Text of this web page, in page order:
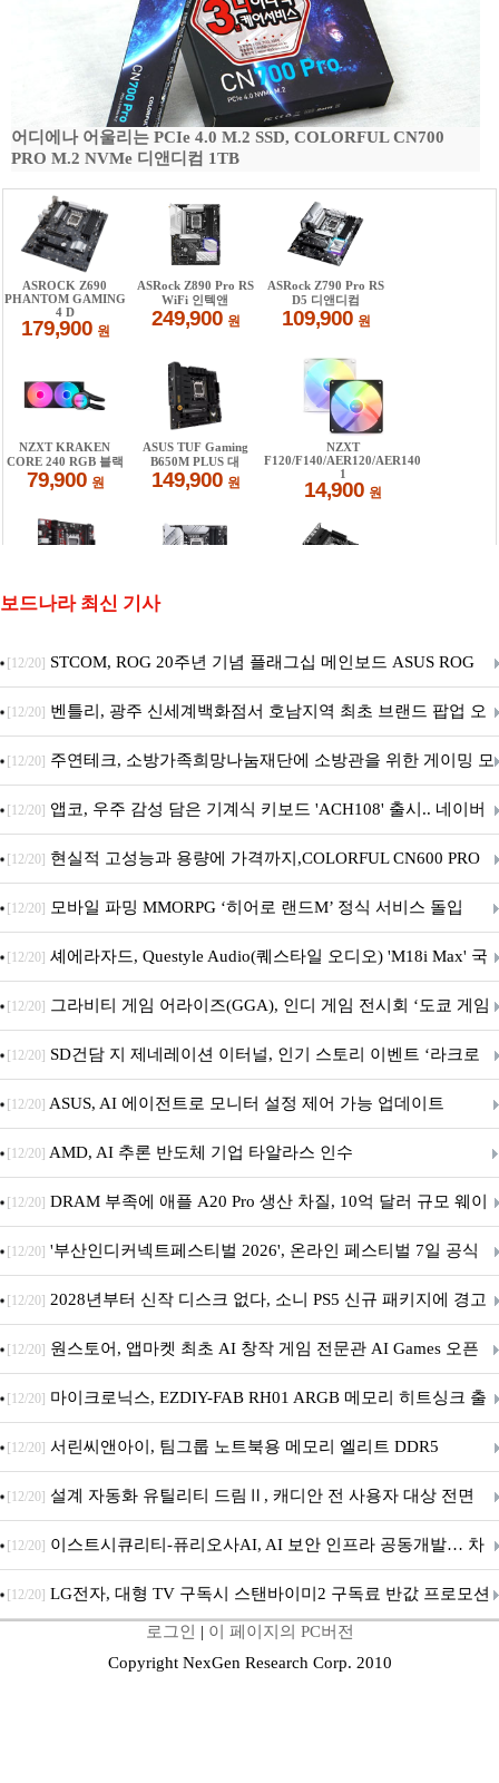
어디에나 어울리는 PCIe 4.0 M.2 SSD, COLORFUL CN700
PRO M.2 NVMe 디앤디컴 1TB
보드나라 최신 기사
[12/20] STCOM, ROG 20주년 기념 플래그십 메인보드 ASUS ROG
Crosshair X870E EDITION 20 국내 출시 예정
[12/20] 벤틀리, 광주 신세계백화점서 호남지역 최초 브랜드 팝업 오
픈
[12/20] 주연테크, 소방가족희망나눔재단에 소방관을 위한 게이밍 모
니터·스마트 펫 침대 기부
[12/20] 앱코, 우주 감성 담은 기계식 키보드 'ACH108' 출시.. 네이버
브랜드데이 기획전 진행
[12/20] 현실적 고성능과 용량에 가격까지,COLORFUL CN600 PRO
M.2 NVMe 디앤디컴 1TB
[12/20] 모바일 파밍 MMORPG ‘히어로 랜드M’ 정식 서비스 돌입
[12/20] 셰에라자드, Questyle Audio(퀘스타일 오디오) 'M18i Max' 국
내 정식 출시
[12/20] 그라비티 게임 어라이즈(GGA), 인디 게임 전시회 ‘도쿄 게임
던전 13’ 참가!
[12/20] SD건담 지 제네레이션 이터널, 인기 스토리 이벤트 ‘라크로
아의 용사’ 재개최 및 풍성한 기념 이벤트 실시!
[12/20] ASUS, AI 에이전트로 모니터 설정 제어 가능 업데이트
[12/20] AMD, AI 추론 반도체 기업 타알라스 인수
[12/20] DRAM 부족에 애플 A20 Pro 생산 차질, 10억 달러 규모 웨이
퍼 대기
[12/20] '부산인디커넥트페스티벌 2026', 온라인 페스티벌 7일 공식
개막... 22일간 진행
[12/20] 2028년부터 신작 디스크 없다, 소니 PS5 신규 패키지에 경고
문 추가
[12/20] 원스토어, 앱마켓 최초 AI 창작 게임 전문관 AI Games 오픈
[12/20] 마이크로닉스, EZDIY-FAB RH01 ARGB 메모리 히트싱크 출
시
[12/20] 서린씨앤아이, 팀그룹 노트북용 메모리 엘리트 DDR5
5600MHz 16GB 출시
[12/20] 설계 자동화 유틸리티 드림Ⅱ, 캐디안 전 사용자 대상 전면
무상 배포
[12/20] 이스트시큐리티-퓨리오사AI, AI 보안 인프라 공동개발… 차
세대 AI 보안 플랫폼 구축
[12/20] LG전자, 대형 TV 구독시 스탠바이미2 구독료 반값 프로모션
로그인 | 이 페이지의 PC버전
Copyright NexGen Research Corp. 2010